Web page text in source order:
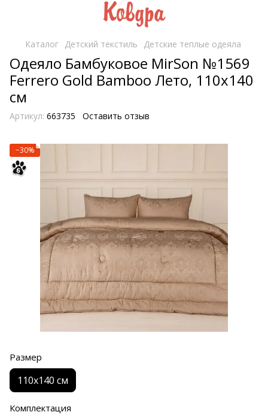
Каталог Детский текстиль Детские теплые одеяла
Одеяло Бамбуковое MirSon №1569
Ferrero Gold Bamboo Лето, 110х140
см
Артикул: 663735 Оставить отзыв
−30%
Размер
110х140 см
Комплектация